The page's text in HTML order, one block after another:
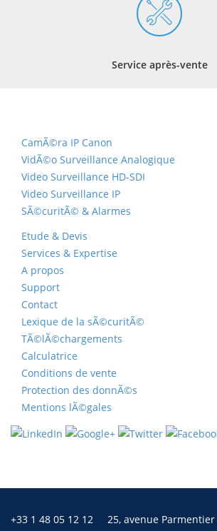
Service après-vente
CamÃ©ra IP Canon
VidÃ©o Surveillance Analogique
Video Surveillance HD-SDI
Video Surveillance IP
SÃ©curitÃ© & Alarmes
Etude & Devis
Services & Expertise
A propos
Support
Contact
Lexique de la sÃ©curitÃ©
TÃ©lÃ©chargements
Calculatrice
Conditions de vente
Protection des donnÃ©s
Mentions lÃ©gales
+33 1 48 05 12 12
25, avenue Parmentier